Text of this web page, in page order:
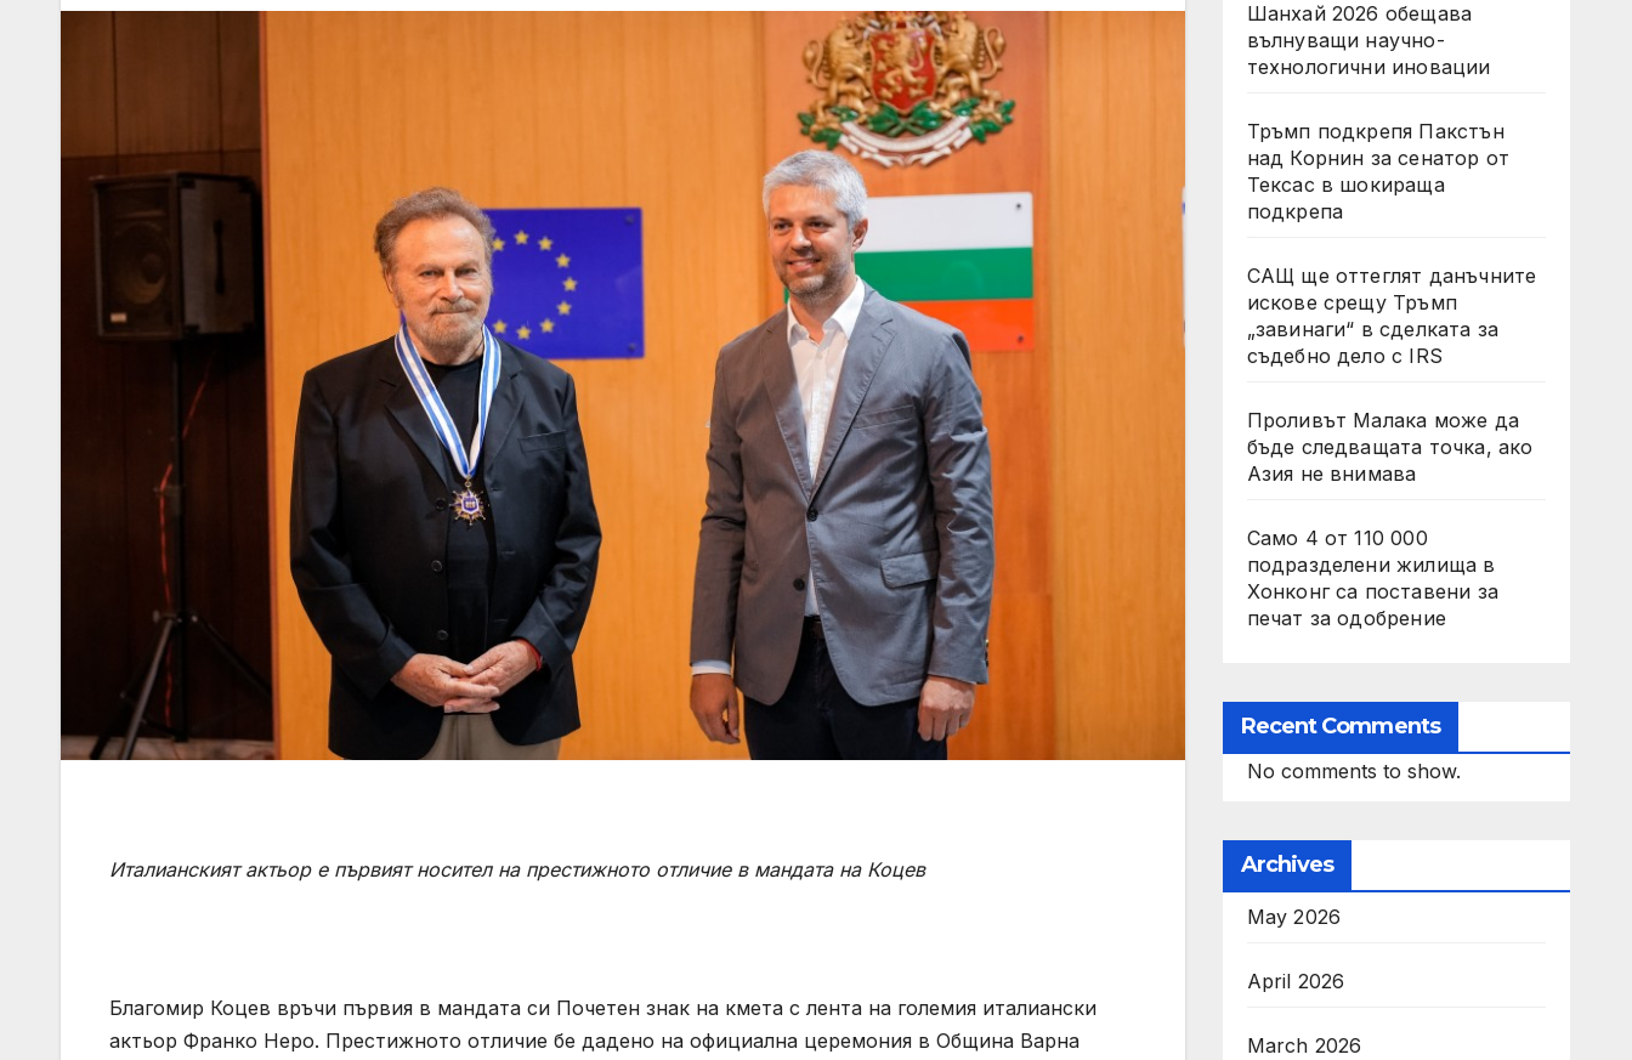
Италианският актьор е първият носител на престижното отличие в мандата на Коцев
Благомир Коцев връчи първия в мандата си Почетен знак на кмета с лента на големия италиански
актьор Франко Неро. Престижното отличие бе дадено на официална церемония в Община Варна
Шанхай 2026 обещава
вълнуващи научно-
технологични иновации
Тръмп подкрепя Пакстън
над Корнин за сенатор от
Тексас в шокираща
подкрепа
САЩ ще оттеглят данъчните
искове срещу Тръмп
„завинаги“ в сделката за
съдебно дело с IRS
Проливът Малака може да
бъде следващата точка, ако
Азия не внимава
Само 4 от 110 000
подразделени жилища в
Хонконг са поставени за
печат за одобрение
Recent Comments
No comments to show.
Archives
May 2026
April 2026
March 2026